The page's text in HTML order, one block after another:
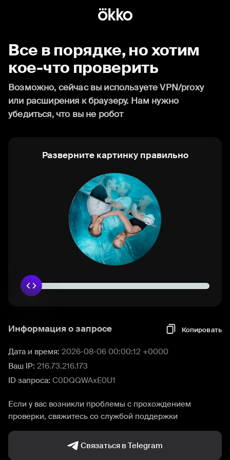
Все в порядке, но хотим
кое-что проверить
Возможно, сейчас вы используете VPN/proxy
или расширения к браузеру. Нам нужно
убедиться, что вы не робот
Разверните картинку правильно
Информация о запросе Копировать
Дата и время: 2026-08-06 00:00:12 +0000
Ваш IP: 216.73.216.173
ID запроса: C0DQQWAxE0U1
Если у вас возникли проблемы с прохождением
проверки, свяжитесь со службой поддержки
Связаться в Telegram